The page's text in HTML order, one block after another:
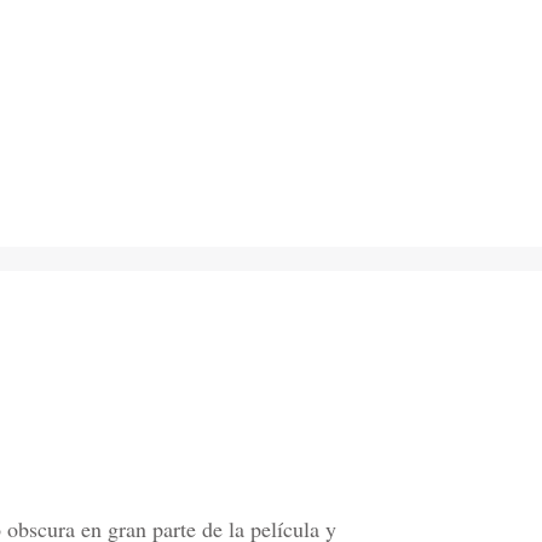
en gran parte de la película y